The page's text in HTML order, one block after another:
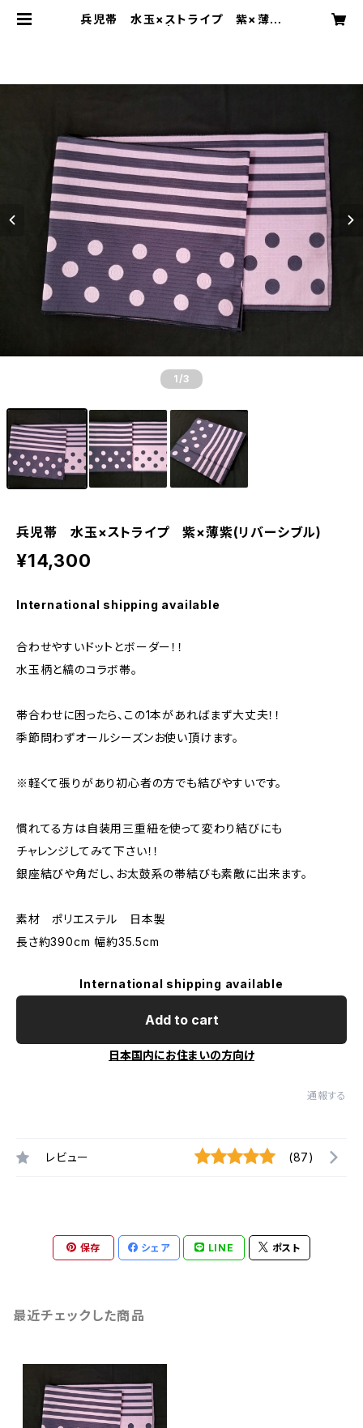
兵児帯 水玉×ストライプ 紫×薄紫
1 /3
兵児帯 水玉×ストライプ 紫×薄紫(リバーシブル)
¥14,300
International shipping available
合わせやすいドットとボーダー！！
水玉柄と縞のコラボ帯。
帯合わせに困ったら、この1本があればまず大丈夫！！
季節問わずオールシーズンお使い頂けます。
※軽くて張りがあり初心者の方でも結びやすいです。
慣れてる方は自装用三重紐を使って変わり結びにも
チャレンジしてみて下さい！！
銀座結びや角だし、お太鼓系の帯結びも素敵に出来ます。
素材 ポリエステル 日本製
長さ約390cm 幅約35.5cm
International shipping available
Add to cart
日本国内にお住まいの方向け
通報する
レビュー (87)
保存 シェア LINE ポスト
最近チェックした商品